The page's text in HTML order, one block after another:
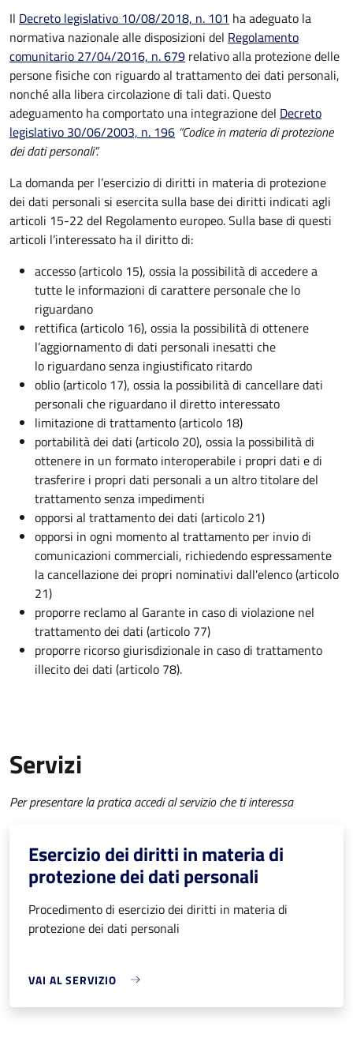
Il Decreto legislativo 10/08/2018, n. 101 ha adeguato la
normativa nazionale alle disposizioni del Regolamento
comunitario 27/04/2016, n. 679 relativo alla protezione delle
persone fisiche con riguardo al trattamento dei dati personali,
nonché alla libera circolazione di tali dati. Questo
adeguamento ha comportato una integrazione del Decreto
legislativo 30/06/2003, n. 196 “Codice in materia di protezione
dei dati personali”.
La domanda per l’esercizio di diritti in materia di protezione
dei dati personali si esercita sulla base dei diritti indicati agli
articoli 15-22 del Regolamento europeo. Sulla base di questi
articoli l’interessato ha il diritto di:
accesso (articolo 15), ossia la possibilità di accedere a
tutte le informazioni di carattere personale che lo
riguardano
rettifica (articolo 16), ossia la possibilità di ottenere
l’aggiornamento di dati personali inesatti che
lo riguardano senza ingiustificato ritardo
oblio (articolo 17), ossia la possibilità di cancellare dati
personali che riguardano il diretto interessato
limitazione di trattamento (articolo 18)
portabilità dei dati (articolo 20), ossia la possibilità di
ottenere in un formato interoperabile i propri dati e di
trasferire i propri dati personali a un altro titolare del
trattamento senza impedimenti
opporsi al trattamento dei dati (articolo 21)
opporsi in ogni momento al trattamento per invio di
comunicazioni commerciali, richiedendo espressamente
la cancellazione dei propri nominativi dall'elenco (articolo
21)
proporre reclamo al Garante in caso di violazione nel
trattamento dei dati (articolo 77)
proporre ricorso giurisdizionale in caso di trattamento
illecito dei dati (articolo 78).
Servizi
Per presentare la pratica accedi al servizio che ti interessa
Esercizio dei diritti in materia di
protezione dei dati personali
Procedimento di esercizio dei diritti in materia di
protezione dei dati personali
VAI AL SERVIZIO